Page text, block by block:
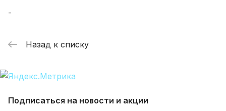
-
Назад к списку
Подписаться на новости и акции